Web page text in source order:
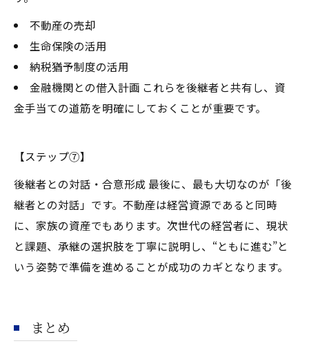
不動産の売却
生命保険の活用
納税猶予制度の活用
金融機関との借入計画 これらを後継者と共有し、資
金手当ての道筋を明確にしておくことが重要です。
【ステップ⑦】
後継者との対話・合意形成 最後に、最も大切なのが「後
継者との対話」です。不動産は経営資源であると同時
に、家族の資産でもあります。次世代の経営者に、現状
と課題、承継の選択肢を丁寧に説明し、“ともに進む”と
いう姿勢で準備を進めることが成功のカギとなります。
まとめ